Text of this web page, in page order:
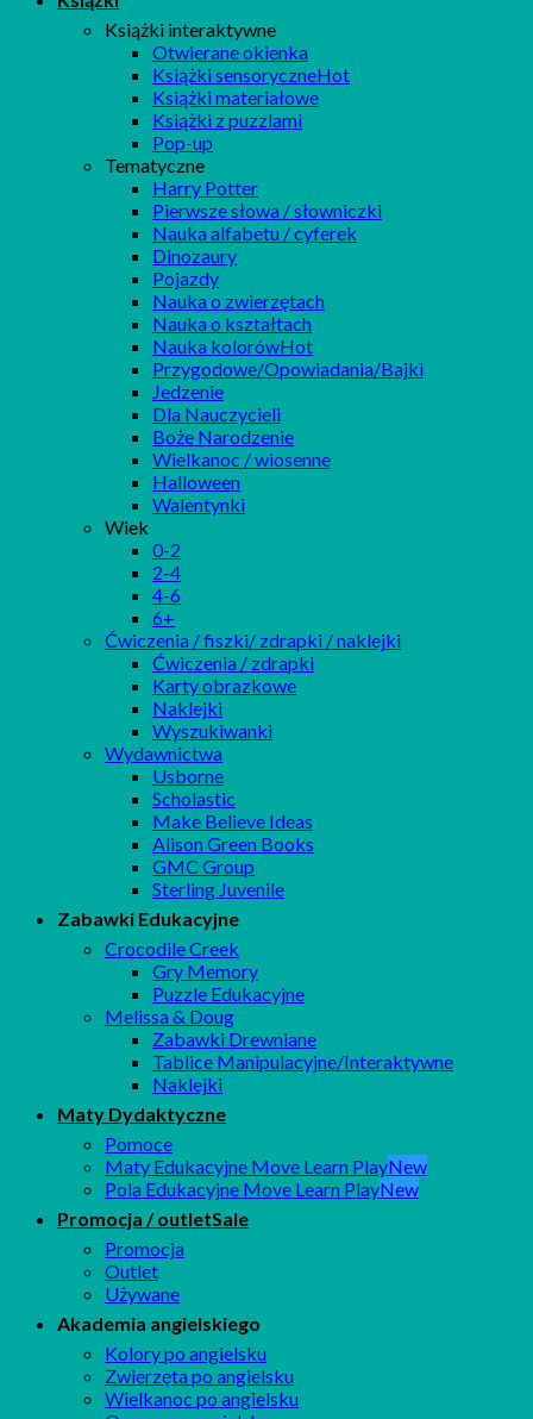
Książki interaktywne
Otwierane okienka
Książki sensoryczne
Książki materiałowe
Książki z puzzlami
Pop-up
Tematyczne
Harry Potter
Pierwsze słowa / słowniczki
Nauka alfabetu / cyferek
Dinozaury
Pojazdy
Nauka o zwierzętach
Nauka o kształtach
Nauka kolorów
Przygodowe/Opowiadania/Bajki
Jedzenie
Dla Nauczycieli
Boże Narodzenie
Wielkanoc / wiosenne
Halloween
Walentynki
Wiek
0-2
2-4
4-6
6+
Ćwiczenia / fiszki/ zdrapki / naklejki
Ćwiczenia / zdrapki
Karty obrazkowe
Naklejki
Wyszukiwanki
Wydawnictwa
Usborne
Scholastic
Make Believe Ideas
Alison Green Books
GMC Group
Sterling Juvenile
Zabawki Edukacyjne
Crocodile Creek
Gry Memory
Puzzle Edukacyjne
Melissa & Doug
Zabawki Drewniane
Tablice Manipulacyjne/Interaktywne
Naklejki
Maty Dydaktyczne
Pomoce
Maty Edukacyjne Move Learn Play
Pola Edukacyjne Move Learn Play
Promocja / outlet
Promocja
Outlet
Używane
Akademia angielskiego
Kolory po angielsku
Zwierzęta po angielsku
Wielkanoc po angielsku